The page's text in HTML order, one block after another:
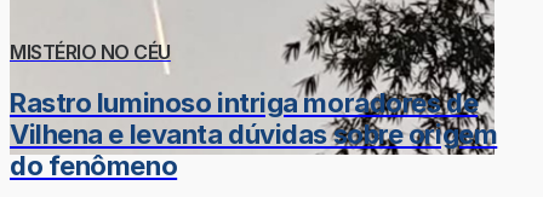
MISTÉRIO NO CÉU
Rastro luminoso intriga moradores de
Vilhena e levanta dúvidas sobre origem
do fenômeno